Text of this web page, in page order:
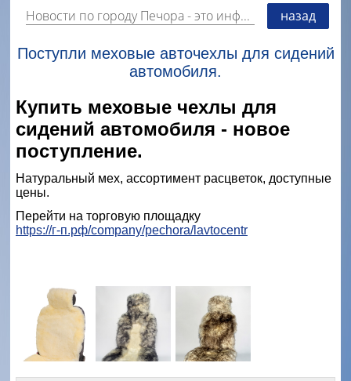
Новости по городу Печора- это информация о событиях, мероприятиях и торгово-коммерческой деятельности города. Страницу наполняют платные и бесплатные объявления, имеющие функцию "поднятия вверх списка". назад
Поступли меховые авточехлы для сидений
автомобиля.
Купить меховые чехлы для
сидений автомобиля - новое
поступление.
Натуральный мех, ассортимент расцветок, доступные
цены.
Перейти на торговую площадку
https://г-п.рф/company/pechora/lavtocentr